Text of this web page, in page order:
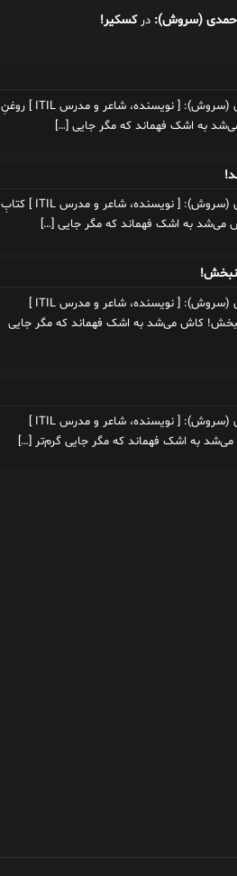
(سروش): درکسکیر!
هادی احمدی (سروش): [ نویسنده، شاعر و مدرس ITIL ] روغنِ
به اشک فهماند که مگر جایی […]
هادی احمدی (سروش): [ نویسنده، شاعر و مدرس ITIL ] کتابِ
می‌شد به اشک فهماند که مگر جایی […]
هادی احمدی (سروش): [ نویسنده، شاعر و مدرس ITIL ]
کاش می‌شد به اشک فهماند که مگر جایی
هادی احمدی (سروش): [ نویسنده، شاعر و مدرس ITIL ]
می‌شد به اشک فهماند که مگر جایی گرم‌تر […]